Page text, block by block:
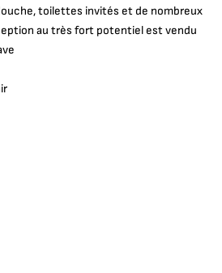
toilettes invités et de nombreux
au très fort potentiel est vendu